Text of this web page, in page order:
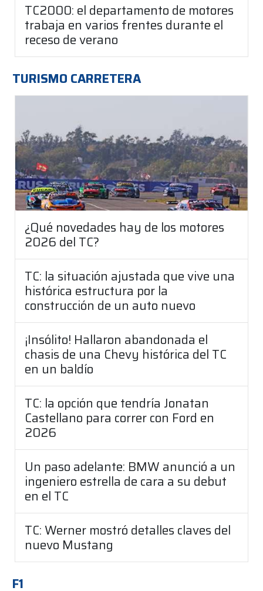
TC2000: el departamento de motores
trabaja en varios frentes durante el
receso de verano
TURISMO CARRETERA
¿Qué novedades hay de los motores
2026 del TC?
TC: la situación ajustada que vive una
histórica estructura por la
construcción de un auto nuevo
¡Insólito! Hallaron abandonada el
chasis de una Chevy histórica del TC
en un baldío
TC: la opción que tendría Jonatan
Castellano para correr con Ford en
2026
Un paso adelante: BMW anunció a un
ingeniero estrella de cara a su debut
en el TC
TC: Werner mostró detalles claves del
nuevo Mustang
F1